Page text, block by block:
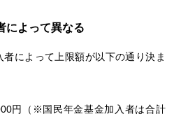
によって異なる
によって上限額が以下の通り決ま
円（※国民年金基金加入者は合計